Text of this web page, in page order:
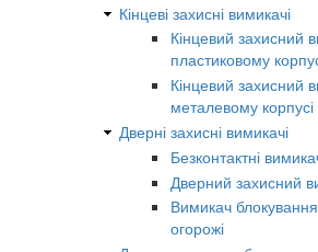
Кінцеві захисні вимикачі
Кінцевий захисний
пластиковому
Кінцевий захисний
металевому корпусі
Дверні захисні вимикачі
Безконтактні
Дверний захисний
Вимикач
огорожі